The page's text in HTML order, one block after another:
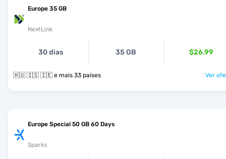
Europe 35 GB
NextLink
30 dias 35 GB $26.99
🇭🇺 🇮🇸 🇮🇪 e mais 33 países Ver
Europe Special 50 GB 60 Days
Sparks